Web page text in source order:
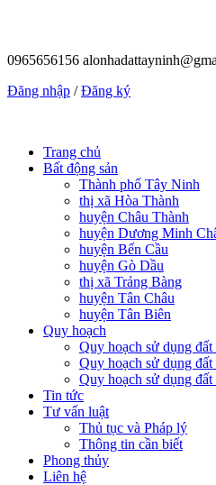
0965656156
Đăng nhập /Đăng ký
Trang chủ
Bất động sản
Thành phố Tây Ninh
thị xã Hòa Thành
huyện Châu Thành
huyện Dương Minh
huyện Bến Cầu
huyện Gò Dầu
thị xã Trảng Bàng
huyện Tân Châu
huyện Tân Biên
Quy hoạch
Quy hoạch sử dụng
Quy hoạch sử dụng
Quy hoạch sử dụng đất
Tin tức
Tư vấn luật
Thủ tục và Pháp lý
Thông tin cần biết
Phong thủy
Liên hệ